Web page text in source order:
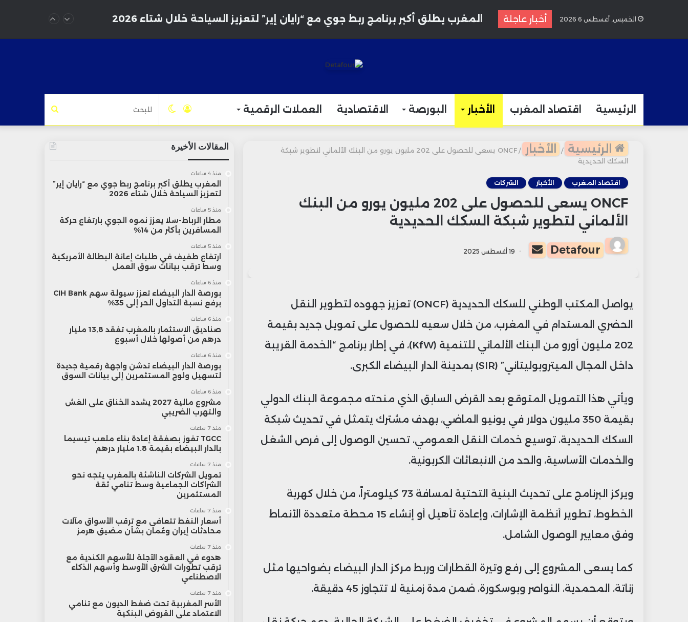
الخميس, أغسطس 6 2026 أخبار عاجلة المغرب يطلق أكبر برنامج ربط جوي مع “رايان إير” لتعزيز السياحة خلال شتاء 2026
الرئيسية اقتصاد المغرب الأخبار البورصة الاقتصادية العملات الرقمية للبحث الوضعتسجيل
الرئيسية / الأخبار /
ONCF يسعى للحصول على 202 مليون يورو من البنك الألماني لتطوير شبكة
السكك الحديدية
اقتصاد المغرب الأخبار الشركات
ONCF يسعى للحصول على 202 مليون يورو من البنك
الألماني لتطوير شبكة السكك الحديدية
Detafour
أرسل
بريدا
19 أغسطس 2025
يواصل المكتب الوطني للسكك الحديدية (ONCF) تعزيز جهوده لتطوير النقل
الحضري المستدام في المغرب، من خلال سعيه للحصول على تمويل جديد بقيمة
202 مليون أورو من البنك الألماني للتنمية (KfW)، في إطار برنامج “الخدمة القريبة
داخل المجال الميتروبوليتاني” (SIR) بمدينة الدار البيضاء الكبرى.
ويأتي هذا التمويل المتوقع بعد القرض السابق الذي منحته مجموعة البنك الدولي
بقيمة 350 مليون دولار في يونيو الماضي، بهدف مشترك يتمثل في تحديث شبكة
السكك الحديدية، توسيع خدمات النقل العمومي، تحسين الوصول إلى فرص الشغل
والخدمات الأساسية، والحد من الانبعاثات الكربونية.
ويركز البرنامج على تحديث البنية التحتية لمسافة 73 كيلومتراً، من خلال كهربة
الخطوط، تطوير أنظمة الإشارات، وإعادة تأهيل أو إنشاء 15 محطة متعددة الأنماط
وفق معايير الوصول الشامل.
كما يسعى المشروع إلى رفع وتيرة القطارات وربط مركز الدار البيضاء بضواحيها مثل
زناتة، المحمدية، النواصر وبوسكورة، ضمن مدة زمنية لا تتجاوز 45 دقيقة.
المقالات الأخيرة
منذ 4 ساعات
المغرب يطلق أكبر برنامج ربط جوي مع “رايان إير”
لتعزيز السياحة خلال شتاء 2026
منذ 5 ساعات
مطار الرباط-سلا يعزز نموه الجوي بارتفاع حركة
المسافرين بأكثر من 14%
منذ 5 ساعات
ارتفاع طفيف في طلبات إعانة البطالة الأمريكية
وسط ترقب بيانات سوق العمل
منذ 6 ساعات
بورصة الدار البيضاء تعزز سيولة سهم CIH Bank
برفع نسبة التداول الحر إلى 35%
منذ 6 ساعات
صناديق الاستثمار بالمغرب تفقد 13,8 مليار
درهم من أصولها خلال أسبوع
منذ 6 ساعات
بورصة الدار البيضاء تدشن واجهة رقمية جديدة
لتسهيل ولوج المستثمرين إلى بيانات السوق
منذ 6 ساعات
مشروع مالية 2027 يشدد الخناق على الغش
والتهرب الضريبي
منذ 7 ساعات
TGCC تفوز بصفقة إعادة بناء ملعب تيسيما
بالدار البيضاء بقيمة 1.8 مليار درهم
منذ 7 ساعات
تمويل الشركات الناشئة بالمغرب يتجه نحو
الشراكات الجماعية وسط تنامي ثقة
المستثمرين
منذ 7 ساعات
أسعار النفط تتعافى مع ترقب الأسواق مآلات
محادثات إيران وعُمان بشأن مضيق هرمز
منذ 7 ساعات
هدوء في العقود الآجلة للأسهم الكندية مع
ترقب تطورات الشرق الأوسط وأسهم الذكاء
الاصطناعي
منذ 7 ساعات
الأسر المغربية تحت ضغط الديون مع تنامي
الاعتماد على القروض البنكية